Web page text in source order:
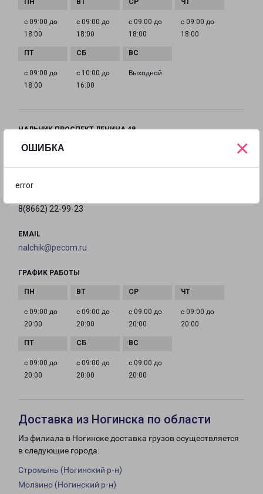
ОШИБКА
error
×
с 09:00 до
18:00
с 09:00 до
18:00
с 09:00 до
18:00
с 09:00 до
18:00
с 09:00 до
18:00
с 10:00 до
16:00
Выходной
НАЛЬЧИК ПРОСПЕКТ ЛЕНИНА 48
город Нальчик, проспект Ленина, 48
на карте
8(8662) 22-99-23
EMAIL
nalchik@pecom.ru
ГРАФИК РАБОТЫ
с 09:00 до
20:00
с 09:00 до
20:00
с 09:00 до
20:00
с 09:00 до
20:00
с 09:00 до
20:00
с 09:00 до
20:00
с 09:00 до
20:00
Доставка из Ногинска по области
Из филиала в Ногинске доставка грузов осуществляется
в следующие города:
Стромынь (Ногинский р-н)
Молзино (Ногинский р-н)